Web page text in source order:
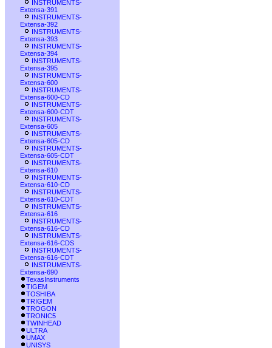
INSTRUMENTS-
Extensa-391
INSTRUMENTS-
Extensa-392
INSTRUMENTS-
Extensa-393
INSTRUMENTS-
Extensa-394
INSTRUMENTS-
Extensa-395
INSTRUMENTS-
Extensa-600
INSTRUMENTS-
Extensa-600-CD
INSTRUMENTS-
Extensa-600-CDT
INSTRUMENTS-
Extensa-605
INSTRUMENTS-
Extensa-605-CD
INSTRUMENTS-
Extensa-605-CDT
INSTRUMENTS-
Extensa-610
INSTRUMENTS-
Extensa-610-CD
INSTRUMENTS-
Extensa-610-CDT
INSTRUMENTS-
Extensa-616
INSTRUMENTS-
Extensa-616-CD
INSTRUMENTS-
Extensa-616-CDS
INSTRUMENTS-
Extensa-616-CDT
INSTRUMENTS-
Extensa-690
TexasInstruments
TIGEM
TOSHIBA
TRIGEM
TROGON
TRONIC5
TWINHEAD
ULTRA
UMAX
UNISYS